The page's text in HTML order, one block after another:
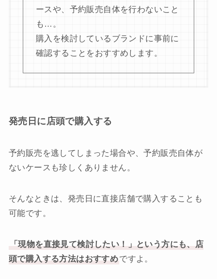
ースや、予約販売自体を行わないこと
も…。
購入を検討しているブランドに事前に
確認することをおすすめします。
発売日に店頭で購入する
予約販売を逃してしまった場合や、予約販売自体が
ないケースも珍しくありません。
そんなときは、発売日に直接店舗で購入することも
可能です。
「現物を直接見て検討したい！」という方にも、店
頭で購入する方法はおすすめですよ。